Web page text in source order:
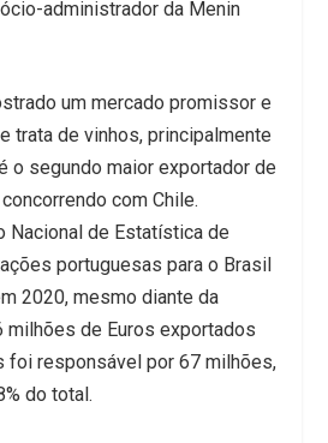
administrador da Menin
um mercado promissor e
trata de vinhos, principalmente
o segundo maior exportador de
com Chile.
Nacional de Estatística de
portuguesas para o Brasil
2020, mesmo diante da
milhões de Euros exportados
foi responsável por 67 milhões,
do total.